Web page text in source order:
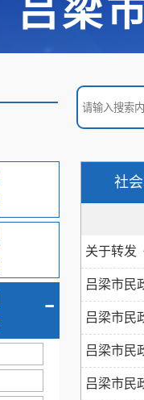
吕梁
-
社
关于转发
吕梁市民
吕梁市民
吕梁市民
吕梁市民